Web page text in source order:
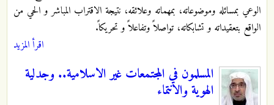
الوعي بمسائله وموضوعاته، بمهماته وعلائقه، نتيجة الاقتراب المباشر و الحي من
الواقع بتعقيداته و تشابكاته، تواصلاً وتفاعلاً و تحريكاً.
اقرأ المزيد
المسلمون في المجتمعات غير الاسلامية.. وجدلية
الهوية والانتماء